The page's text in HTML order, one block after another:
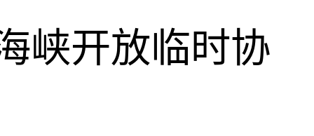
峡开放临时协